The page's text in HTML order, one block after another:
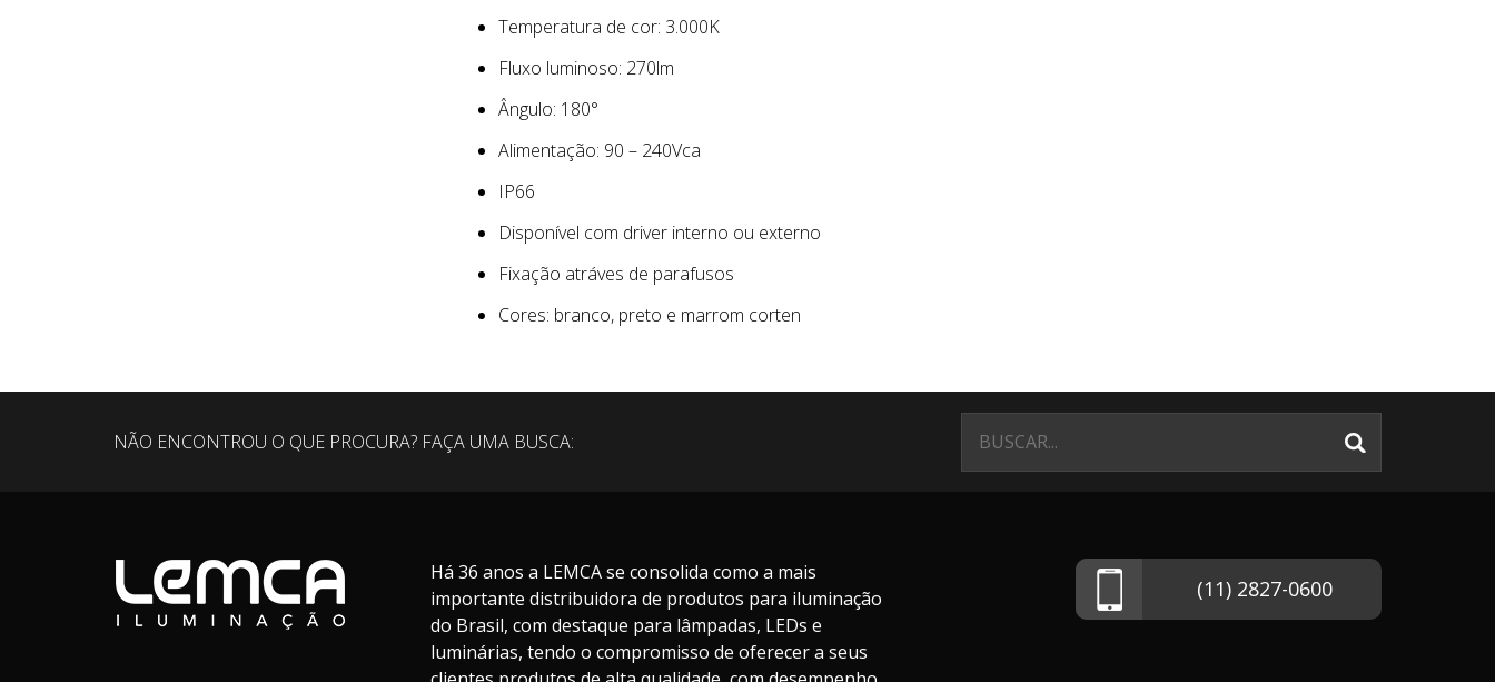
Temperatura de cor: 3.000K
Fluxo luminoso: 270lm
Ângulo: 180°
Alimentação: 90 – 240Vca
IP66
Disponível com driver interno ou externo
Fixação atráves de parafusos
Cores: branco, preto e marrom corten
NÃO ENCONTROU O QUE PROCURA? FAÇA UMA BUSCA:
Há 36 anos a LEMCA se consolida como a mais
importante distribuidora de produtos para iluminação
do Brasil, com destaque para lâmpadas, LEDs e
luminárias, tendo o compromisso de oferecer a seus
(11) 2827-0600